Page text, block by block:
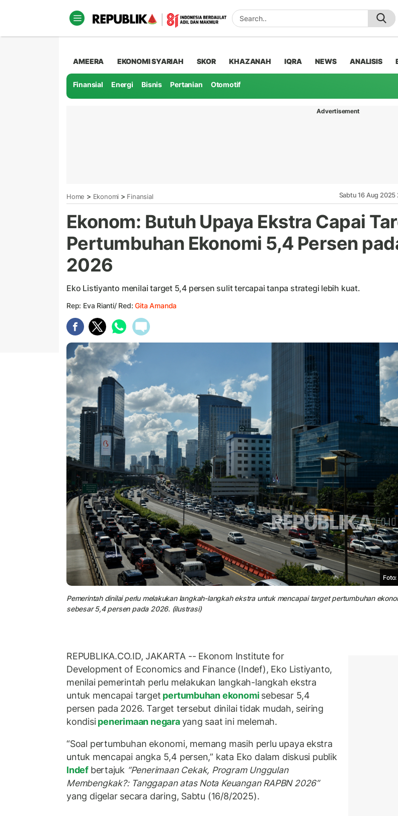
AMEERA EKONOMI SYARIAH SKOR KHAZANAH IQRA NEWS ANALISIS
Finansial Energi Bisnis Pertanian Otomotif
Advertisement
Home > Ekonomi > Finansial Sabtu 16 Aug 2025
Ekonom: Butuh Upaya Ekstra Capai
Pertumbuhan Ekonomi 5,4 Persen
2026
Eko Listiyanto menilai target 5,4 persen sulit tercapai tanpa strategi lebih kuat.
Rep: Eva Rianti/ Red:Gita Amanda
Pemerintah dinilai perlu melakukan langkah-langkah ekstra untuk mencapai target pertumbuhan
sebesar 5,4 persen pada 2026. (ilustrasi)
REPUBLIKA.CO.ID, JAKARTA -- Ekonom Institute for
Development of Economics and Finance (Indef), Eko Listiyanto,
menilai pemerintah perlu melakukan langkah-langkah ekstra
untuk mencapai target pertumbuhan ekonomi sebesar 5,4
persen pada 2026. Target tersebut dinilai tidak mudah, seiring
kondisipenerimaan negarayang saat ini melemah.
“Soal pertumbuhan ekonomi, memang masih perlu upaya ekstra
untuk mencapai angka 5,4 persen,” kata Eko dalam diskusi publik
Indef bertajuk “Penerimaan Cekak, Program Unggulan
Membengkak?: Tanggapan atas Nota Keuangan RAPBN 2026”
yang digelar secara daring, Sabtu (16/8/2025).